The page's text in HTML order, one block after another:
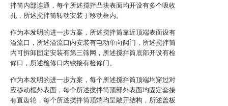
拌筒内部连通，每个所述搅拌凸块表面均开设有多个吸收
孔，所述搅拌筒转动安装于移动框内。
作为本发明的进一步方案，所述搅拌筒靠近顶端表面设有
溢流口，所述溢流口内安装有电动单向阀门，所述搅拌筒
内可拆卸固定安装有第三筛网，所述搅拌筒底部开设有检
修口，所述检修口内铰接有检修门。
作为本发明的进一步方案，每个所述搅拌筒顶端均穿过对
应移动框外表面，每个所述搅拌筒顶部外表面均固定套接
有直齿轮，每个所述搅拌筒顶端均呈敞开结构，所述盖板